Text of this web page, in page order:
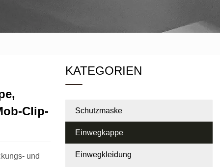
Clip-
und
KATEGORIEN
Schutzmaske
Einwegkappe
Einwegkleidung